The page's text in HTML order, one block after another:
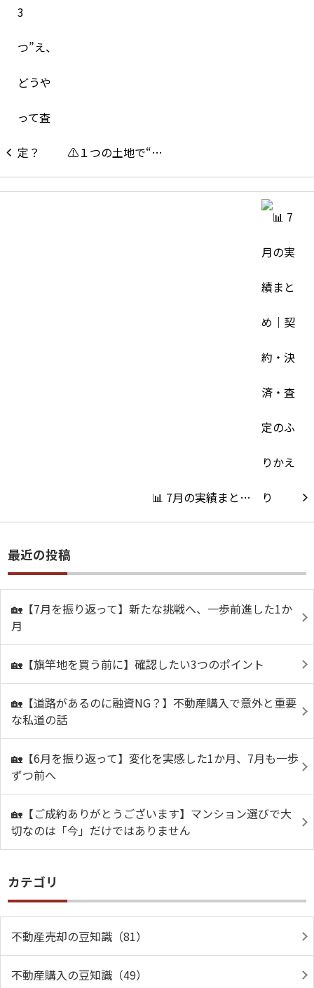
⚠️１つの土地で“…
📊 7月の実績まと…
最近の投稿
🏡【7月を振り返って】新たな挑戦へ、一歩前進した1か
月
🏡【旗竿地を買う前に】確認したい3つのポイント
🏡【道路があるのに融資NG？】不動産購入で意外と重要
な私道の話
🏡【6月を振り返って】変化を実感した1か月、7月も一歩
ずつ前へ
🏡【ご成約ありがとうございます】マンション選びで大
切なのは「今」だけではありません
カテゴリ
不動産売却の豆知識（81）
不動産購入の豆知識（49）